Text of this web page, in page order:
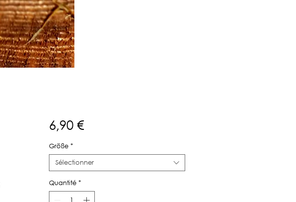
6,90 €Prix
Größe *
Sélectionner
Quantité *